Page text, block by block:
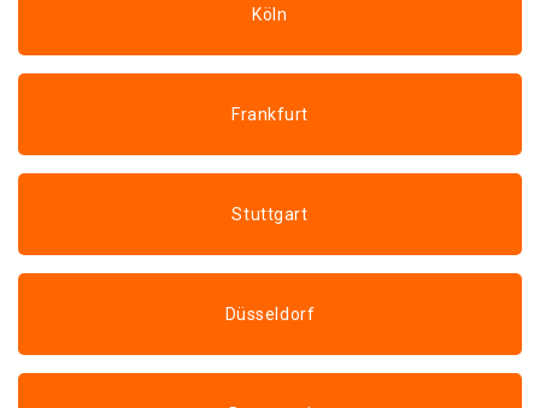
Köln
Frankfurt
Stuttgart
Düsseldorf